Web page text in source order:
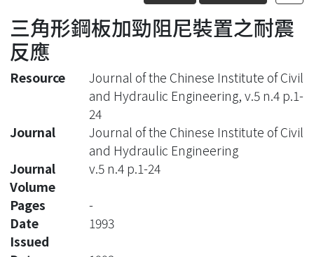
Statistics
三角形鋼板加勁阻尼裝置之耐震
反應
Resource
Journal of the Chinese Institute of Civil
and Hydraulic Engineering, v.5 n.4 p.1-
24
Journal
Journal of the Chinese Institute of Civil
and Hydraulic Engineering
Journal
Volume
v.5 n.4 p.1-24
Pages
-
Date
Issued
1993